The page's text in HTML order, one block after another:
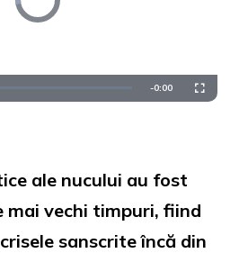
is
loading.
Remaining
-0:00
ale nucului au fost
mai vechi timpuri, fiind
sanscrite încă din